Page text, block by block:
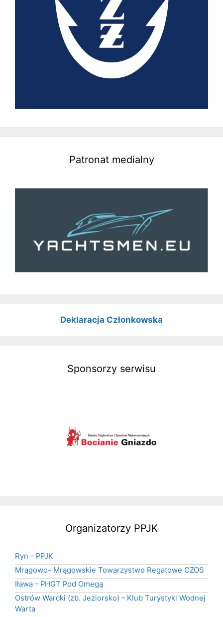
Patronat medialny
Deklaracja Członkowska
Sponsorzy serwisu
Organizatorzy PPJK
Ryn – PPJK
Mrągowo- Mrągowskie Towarzystwo Regatowe CZOS
Iława – PHGT Pod Omegą
Ostrów Warcki (zb. Jeziorsko) – Klub Turystyki Wodnej
Warta